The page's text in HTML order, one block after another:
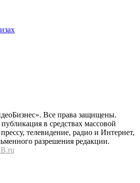
Все права защищены.
в средствах массовой
телевидение, радио и Интернет,
разрешения редакции.